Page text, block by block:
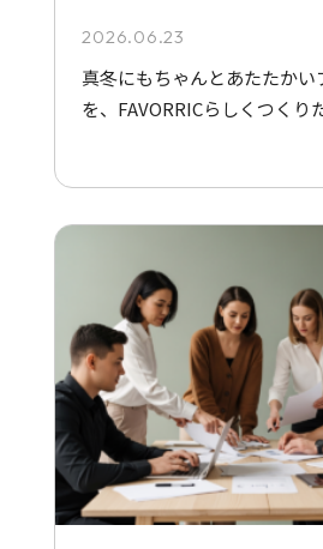
2026.06.23
真冬にもちゃんとあたたかい
を、FAVORRICらしくつくり